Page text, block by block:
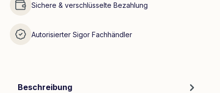
Sichere & verschlüsselte Bezahlung
Autorisierter Sigor Fachhändler
Beschreibung